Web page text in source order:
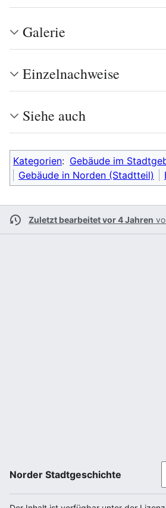
Galerie
Einzelnachweise
Siehe auch
Kategorien: Gebäude im
Gebäude in Norden (Stadtteil)
Zuletzt bearbeitet vor 4 Jahren
Norder Stadtgeschichte